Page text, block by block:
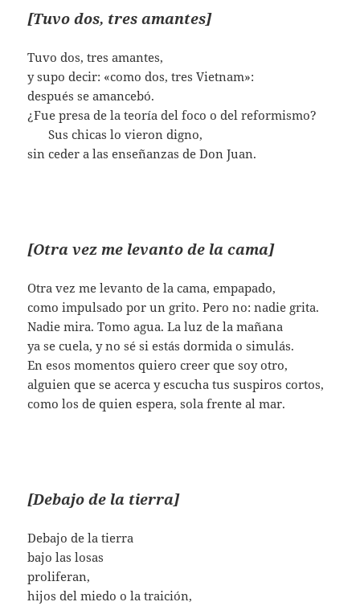
[Tuvo dos, tres amantes]
Tuvo dos, tres amantes,
y supo decir: «como dos, tres Vietnam»:
después se amancebó.
¿Fue presa de la teoría del foco o del reformismo?
……Sus chicas lo vieron digno,
sin ceder a las enseñanzas de Don Juan.
[Otra vez me levanto de la cama]
Otra vez me levanto de la cama, empapado,
como impulsado por un grito. Pero no: nadie grita.
Nadie mira. Tomo agua. La luz de la mañana
ya se cuela, y no sé si estás dormida o simulás.
En esos momentos quiero creer que soy otro,
alguien que se acerca y escucha tus suspiros cortos,
como los de quien espera, sola frente al mar.
[Debajo de la tierra]
Debajo de la tierra
bajo las losas
proliferan,
hijos del miedo o la traición,